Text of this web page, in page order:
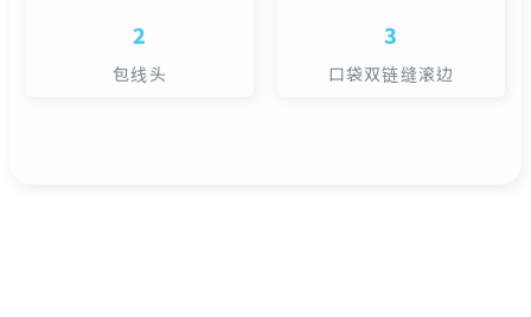
2
包线头
3
口袋双链缝滚边